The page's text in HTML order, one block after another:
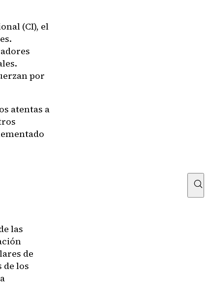
(CI), el
por
atentas a
las
de
de los